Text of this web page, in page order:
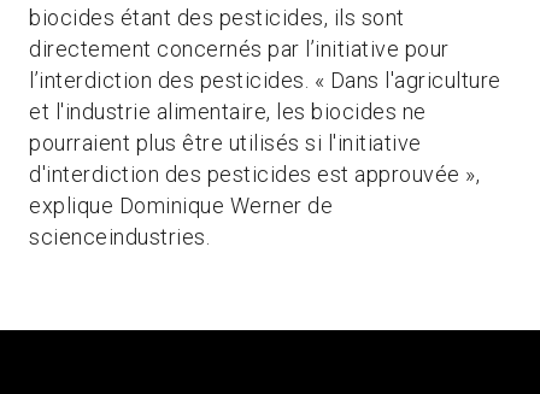
biocides étant des pesticides, ils sont
directement concernés par l’initiative pour
l’interdiction des pesticides. « Dans l'agriculture
et l'industrie alimentaire, les biocides ne
pourraient plus être utilisés si l'initiative
d'interdiction des pesticides est approuvée »,
explique Dominique Werner de
scienceindustries.